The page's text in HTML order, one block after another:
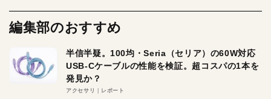
編集部のおすすめ
半信半疑。100均・Seria（セリア）の60W対応
USB-Cケーブルの性能を検証。超コスパの1本を
発見か？
アクセサリ レポート